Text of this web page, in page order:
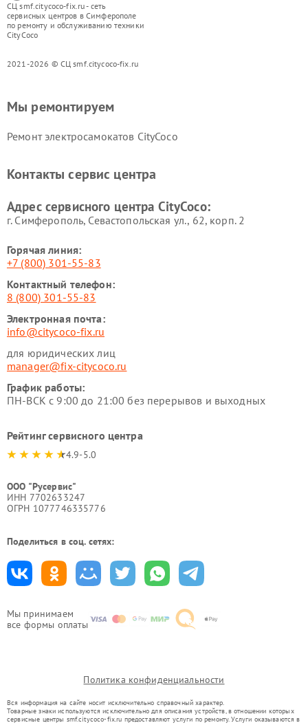
СЦ smf.citycoco-fix.ru - сеть
сервисных центров в Симферополе
по ремонту и обслуживанию техники
CityCoco
2021-2026 © СЦ smf.citycoco-fix.ru
Мы принимаем
все формы оплаты
Мы ремонтируем
Ремонт электросамокатов CityCoco
Контакты сервис центра
Адрес сервисного центра CityCoco:
г. Симферополь, Севастопольская ул., 62, корп. 2
Горячая линия:
+7 (800) 301-55-83
Контактный телефон:
8 (800) 301-55-83
Электронная почта:
info@citycoco-fix.ru
для юридических лиц
manager@fix-citycoco.ru
График работы:
ПН-ВСК с 9:00 до 21:00 без перерывов и выходных
Рейтинг сервисного центра
4.9-5.0
ООО "Русервис"
ИНН 7702633247
ОГРН 1077746335776
Поделиться в соц. сетях:
Политика конфиденциальности
Вся информация на сайте носит исключительно справочный характер.
Товарные знаки используются исключительно для описания устройств, в отношении которых
сервисные центры smf.citycoco-fix.ru предоставляют услуги по ремонту. Услуги оказываются в